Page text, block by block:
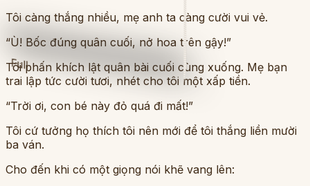
Full
Tôi càng thắng nhiều, mẹ anh ta càng cười vui vẻ.
“Ù! Bốc đúng quân cuối, nở hoa trên gậy!”
Tôi phấn khích lật quân bài cuối cùng xuống. Mẹ bạn
trai lập tức cười tươi, nhét cho tôi một xấp tiền.
“Trời ơi, con bé này đỏ quá đi mất!”
Tôi cứ tưởng họ thích tôi nên mới để tôi thắng liền mười
ba ván.
Cho đến khi có một giọng nói khẽ vang lên: